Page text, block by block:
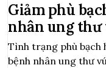
Giảm phù
nhân ung thư
lực âm
Tình trạng phù bạch
bệnh nhân ung thư